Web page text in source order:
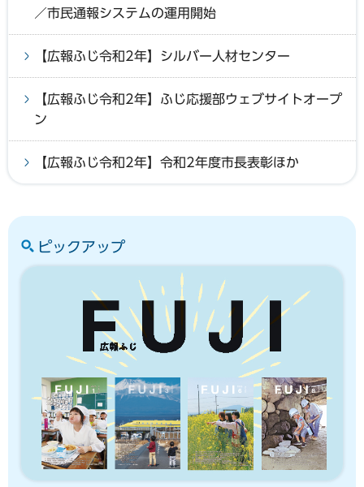
／市民通報システムの運用開始
【広報ふじ令和2年】シルバー人材センター
【広報ふじ令和2年】ふじ応援部ウェブサイトオープ
ン
【広報ふじ令和2年】令和2年度市長表彰ほか
ピックアップ